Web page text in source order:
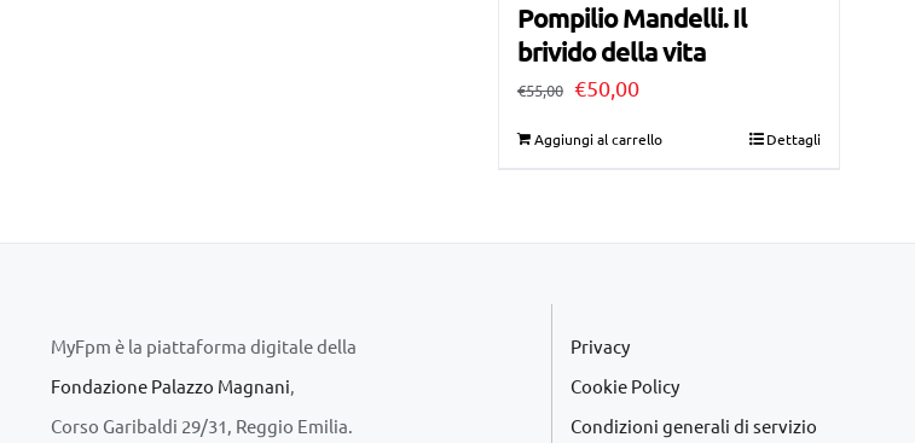
Pompilio Mandelli. Il
brivido della vita
€55,00 Il
€50,00Il
Aggiungi al carrello Dettagli
MyFpm è la piattaforma digitale della
Fondazione Palazzo Magnani,
Corso Garibaldi 29/31, Reggio Emilia.
Privacy
Cookie Policy
Condizioni generali di servizio